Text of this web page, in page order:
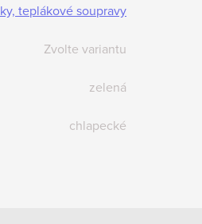
teplákové soupravy
Zvolte variantu
zelená
chlapecké